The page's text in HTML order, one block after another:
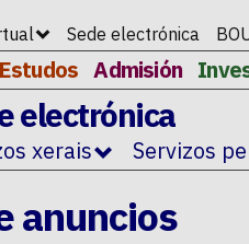
Sede electrónica
Estudos Admisión
electrónica
xerais Servizos
anuncios